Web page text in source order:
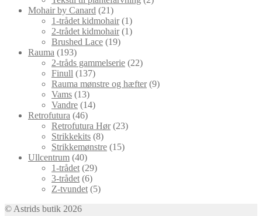
Mohair by Canard 2121
varer
1-trådet kidmohair 11
vare
2-trådet kidmohair 11
Brushed Lace 1919
Rauma 193193
varer
2-tråds gammelserie 2222
Finull 137137
varer
Rauma mønstre og hæfter 99
Vams 1313
varer
Vandre 1414
Retrofutura 4646
varer
Retrofutura Hør 2323
Strikkekits 88
varer
Strikkemønstre 1515
Ullcentrum 4040
varer
1-trådet 2929
3-trådet 66
varer
Z-tvundet 55
© Astrids butik 2026